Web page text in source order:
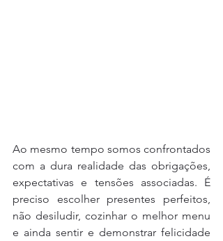
Ao mesmo tempo somos confrontados
com a dura realidade das obrigações,
expectativas e tensões associadas. É
preciso escolher presentes perfeitos,
não desiludir, cozinhar o melhor menu
e ainda sentir e demonstrar felicidade